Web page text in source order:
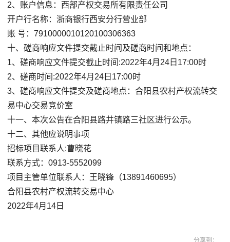
2、账户信息：西部产权交易所有限责任公司
开户行名称：浙商银行西安分行营业部
账 号：7910000010120100306363
十、磋商响应文件提交截止时间及磋商时间和地点：
1、磋商响应文件提交截止时间:2022年4月24日17:00时
2、磋商时间:2022年4月24日17:00时
3、磋商响应文件提交及磋商地点：合阳县农村产权流转交
易中心交易竞价室
十一、本次公告在合阳县路井镇路三社区进行公示。
十二、其他应说明事项
招标项目联系人:曹晓花
联系方式：0913-5552099
项目主管单位联系人：王晓锋（13891460695）
合阳县农村产权流转交易中心
2022年4月14日
分享到：